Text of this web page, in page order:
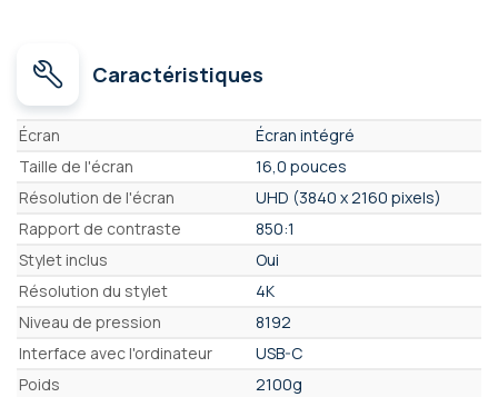
Caractéristiques
Caractéristiques
Écran
Écran intégré
Taille de l'écran
16,0 pouces
Résolution de l'écran
UHD (3840 x 2160 pixels)
Rapport de contraste
850:1
Stylet inclus
Oui
Résolution du stylet
4K
Niveau de pression
8192
Interface avec l'ordinateur
USB-C
Poids
2100g